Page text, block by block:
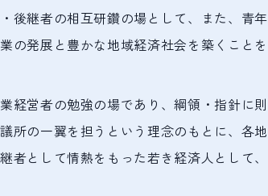
後継者の相互研鑽の場として、また、青年
の発展と豊かな地域経済社会を築くことを
経営者の勉強の場であり、綱領・指針に則
所の一翼を担うという理念のもとに、各地
として情熱をもった若き経済人として、